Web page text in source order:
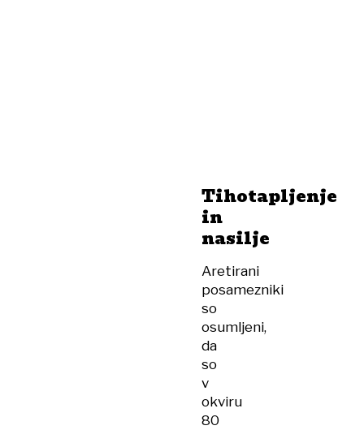
Tihotapljenje
in
nasilje
Aretirani
posamezniki
so
osumljeni,
da
so
v
okviru
80